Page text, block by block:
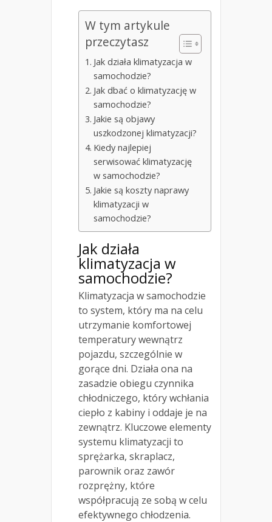
W tym artykule
przeczytasz
Jak działa klimatyzacja w
samochodzie?
Jak dbać o klimatyzację w
samochodzie?
Jakie są objawy
uszkodzonej klimatyzacji?
Kiedy najlepiej
serwisować klimatyzację
w samochodzie?
Jakie są koszty naprawy
klimatyzacji w
samochodzie?
Jak działa
klimatyzacja w
samochodzie?
Klimatyzacja w samochodzie
to system, który ma na celu
utrzymanie komfortowej
temperatury wewnątrz
pojazdu, szczególnie w
gorące dni. Działa ona na
zasadzie obiegu czynnika
chłodniczego, który wchłania
ciepło z kabiny i oddaje je na
zewnątrz. Kluczowe elementy
systemu klimatyzacji to
sprężarka, skraplacz,
parownik oraz zawór
rozprężny, które
współpracują ze sobą w celu
efektywnego chłodzenia.